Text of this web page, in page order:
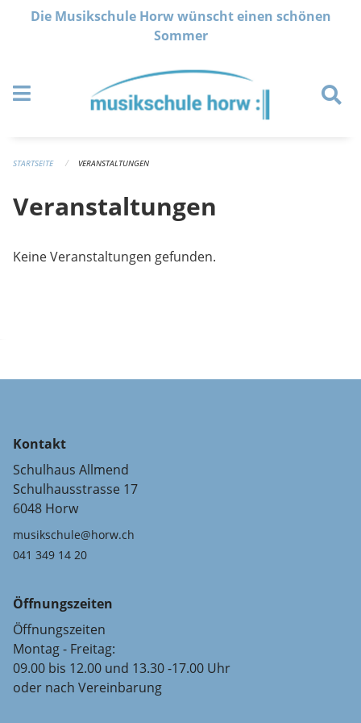
Navigation überspringen
Die Musikschule Horw wünscht einen schönen
Sommer
STARTSEITE VERANSTALTUNGEN
Veranstaltungen
Keine Veranstaltungen gefunden.
Kontakt
Schulhaus Allmend
Schulhausstrasse 17
6048 Horw
musikschule@horw.ch
041 349 14 20
Öffnungszeiten
Öffnungszeiten
Montag - Freitag:
09.00 bis 12.00 und 13.30 -17.00 Uhr
oder nach Vereinbarung